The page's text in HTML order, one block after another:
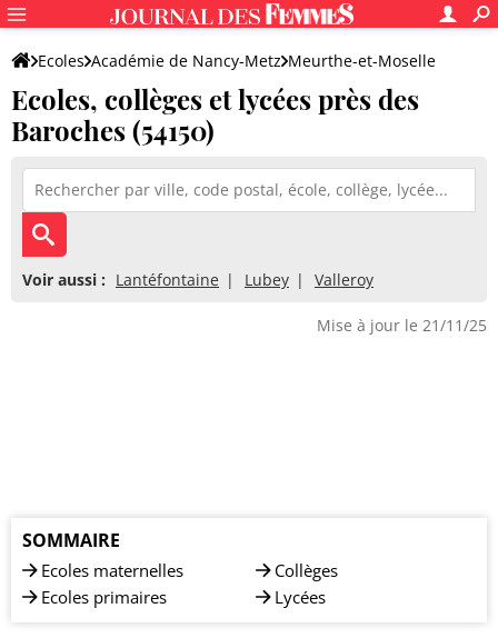
Ecoles Académie de Nancy-Metz Meurthe-et-Moselle
Ecoles, collèges et lycées près des
Baroches (54150)
Voir aussi : Lantéfontaine Lubey Valleroy
Mise à jour le 21/11/25
SOMMAIRE
Ecoles maternelles
Ecoles primaires
Collèges
Lycées